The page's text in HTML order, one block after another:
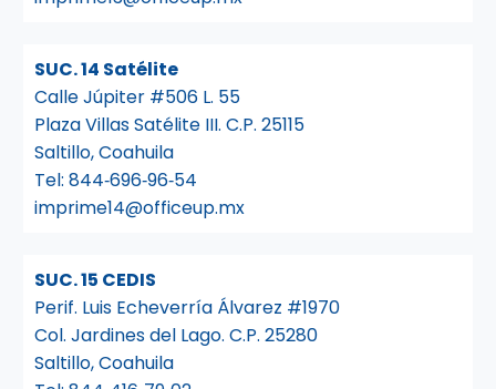
SUC. 14 Satélite
Calle Júpiter #506 L. 55
Plaza Villas Satélite III. C.P. 25115
Saltillo, Coahuila
Tel:844‑696‑96‑54
imprime14@officeup.mx
SUC. 15 CEDIS
Perif. Luis Echeverría Álvarez #1970
Col. Jardines del Lago. C.P. 25280
Saltillo, Coahuila